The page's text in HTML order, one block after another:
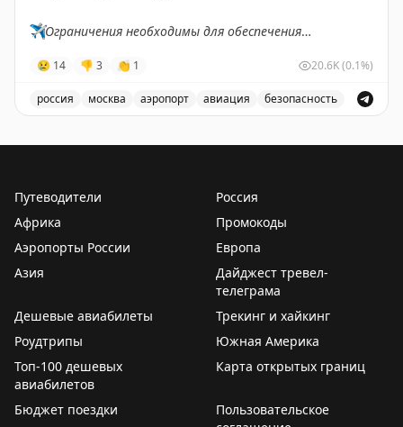
✈️Ограничения необходимы для обеспечения
✈️ Говорит Росавиация| MАХ
😢 14 👎 3 👏 1 20.6K(0.1%)
россия москва аэропорт авиация безопасность
Путеводители
Россия
Африка
Промокоды
Аэропорты России
Европа
Азия
Дайджест тревел-
телеграма
Дешевые авиабилеты
Трекинг и хайкинг
Роудтрипы
Южная Америка
Топ-100 дешевых
авиабилетов
Карта открытых границ
Бюджет поездки
Пользовательское